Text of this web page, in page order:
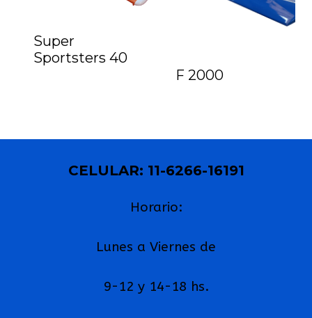
Super
Sportsters 40
F 2000
CELULAR: 11-6266-16191
Horario:
Lunes a Viernes de
9-12 y 14-18 hs.